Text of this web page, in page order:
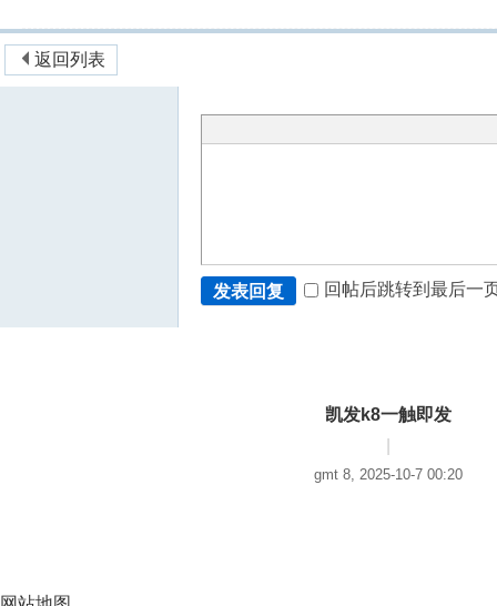
返回列表
发表回复 回帖后跳转到最后一
凯发k8一触即发
gmt 8, 2025-10-7 00:20